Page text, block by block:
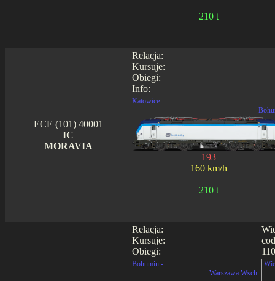
210 t
Relacja:
Kursuje:
Obiegi:
Info:
ECE (101) 40001
IC
MORAVIA
Katowice -
-
193
160 km/h
210 t
Relacja:
Kursuje:
Obiegi:
Bohumin -
- Warszawa Wsch.